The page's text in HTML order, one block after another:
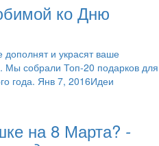
ко Дню
дополнят и украсят ваше
Мы собрали Топ-20 подарков для
года. Янв 7, 2016Идеи
на 8 Марта? -